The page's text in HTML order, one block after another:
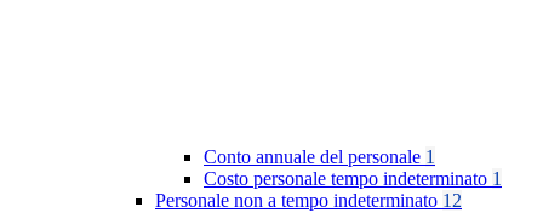
Conto annuale del personale 1
Costo personale tempo indeterminato 1
Personale non a tempo indeterminato 12